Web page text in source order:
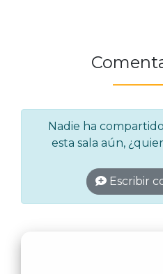
Nadie ha
esta sala aún,
Escribir